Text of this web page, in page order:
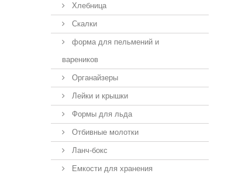
Хлебница
Скалки
форма для пельмений и
вареников
Органайзеры
Лейки и крышки
Формы для льда
Отбивные молотки
Ланч-бокс
Емкости для хранения